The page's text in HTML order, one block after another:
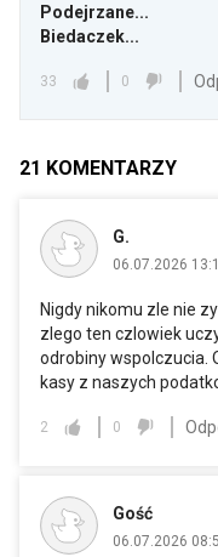
Podejrzane...
Biedaczek...
33 0
21 KOMENTARZY
G.
06.07.2026
Nigdy nikomu zle nie
zlego ten czlowiek
odrobiny wspolczucia.
kasy z naszych
2 0
Gość
06.07.2026